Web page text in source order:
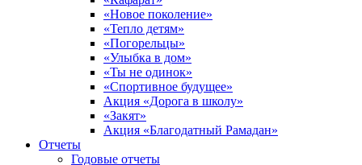
«Новое поколение»
«Тепло детям»
«Погорельцы»
«Улыбка в дом»
«Ты не одинок»
«Спортивное будущее»
Акция «Дорога в школу»
«Закят»
Акция «Благодатный Рамадан»
Отчеты
Годовые отчеты